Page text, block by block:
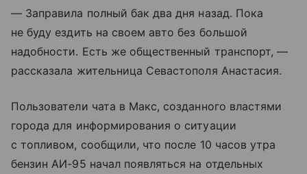
— Заправила полный бак два дня назад. Пока
не буду ездить на своем авто без большой
надобности. Есть же общественный транспорт, —
рассказала жительница Севастополя Анастасия.
Пользователи чата в Макс, созданного властями
города для информирования о ситуации
с топливом, сообщили, что после 10 часов утра
бензин АИ-95 начал появляться на отдельных